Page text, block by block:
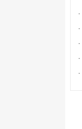
·
·
·
·
·